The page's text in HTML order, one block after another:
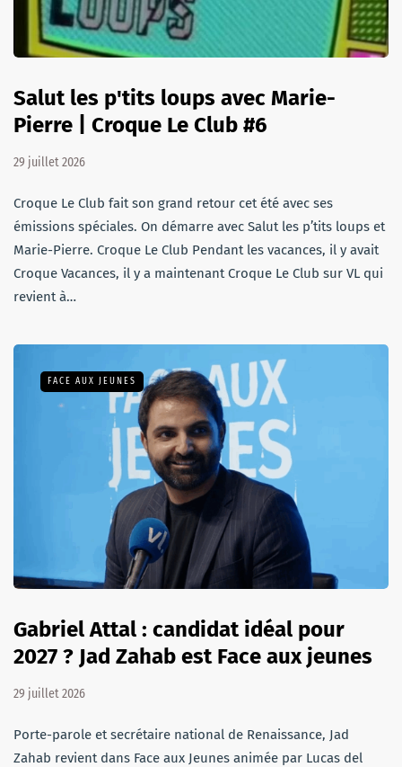
Salut les p'tits loups avec Marie-
Pierre | Croque Le Club #6
29 juillet 2026
Croque Le Club fait son grand retour cet été avec ses
émissions spéciales. On démarre avec Salut les p’tits loups et
Marie-Pierre. Croque Le Club Pendant les vacances, il y avait
Croque Vacances, il y a maintenant Croque Le Club sur VL qui
revient à…
FACE AUX JEUNES
Gabriel Attal : candidat idéal pour
2027 ? Jad Zahab est Face aux jeunes
29 juillet 2026
Porte-parole et secrétaire national de Renaissance, Jad
Zahab revient dans Face aux Jeunes animée par Lucas del